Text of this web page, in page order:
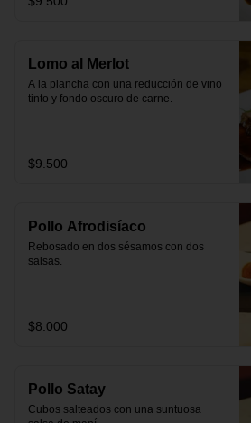
Lomo al Merlot
A la plancha con una reducción de vino
tinto y fondo oscuro de carne.
$9.500
Pollo Afrodisíaco
Rebosado en dos sésamos con dos
salsas.
$8.000
Pollo Satay
Cubos salteados con una suntuosa